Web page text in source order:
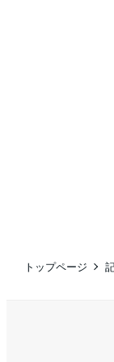
トップページ